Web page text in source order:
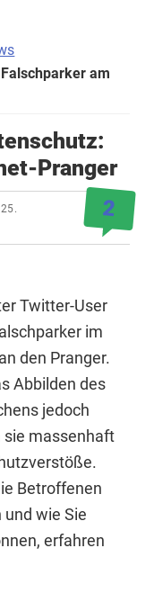
am
Pranger
25.
2
Twitter-User
im
den Pranger.
Abbilden des
jedoch
sie massenhaft
Betroffenen
und wie Sie
erfahren